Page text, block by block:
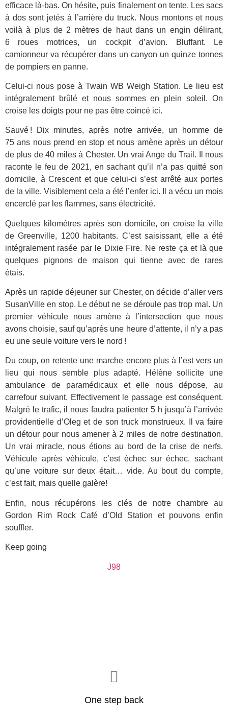
efficace là-bas. On hésite, puis finalement on tente. Les sacs
à dos sont jetés à l’arrière du truck. Nous montons et nous
voilà à plus de 2 mètres de haut dans un engin délirant,
6 roues motrices, un cockpit d’avion. Bluffant. Le
camionneur va récupérer dans un canyon un quinze tonnes
de pompiers en panne.
Celui-ci nous pose à Twain WB Weigh Station. Le lieu est
intégralement brûlé et nous sommes en plein soleil. On
croise les doigts pour ne pas être coincé ici.
Sauvé !
Dix minutes, après notre arrivée, un homme de
75 ans nous prend en stop et nous amène après un détour
de plus de 40 miles à Chester. Un vrai Ange du Trail. Il nous
raconte le feu de 2021, en sachant qu’il n’a pas quitté son
domicile, à Crescent et que celui-ci s’est arrêté aux portes
de la ville. Visiblement cela a été l’enfer ici. Il a vécu un mois
encerclé par les flammes, sans électricité.
Quelques kilomètres après son domicile, on croise la ville
de Greenville, 1200 habitants. C’est saisissant, elle a été
intégralement rasée par le Dixie Fire. Ne reste ça et là que
quelques pignons de maison qui tienne avec de rares
étais.
Après un rapide déjeuner sur Chester, on décide d’aller vers
SusanVille en stop. Le début ne se déroule pas trop mal. Un
premier véhicule nous amène à l’intersection que nous
avons choisie, sauf qu’après une heure d’attente, il n’y a pas
eu une seule voiture vers le nord !
Du coup, on retente une marche encore plus à l’est vers un
lieu qui nous semble plus adapté. Hélène sollicite une
ambulance de paramédicaux et elle nous dépose, au
carrefour suivant. Effectivement le passage est conséquent.
Malgré le trafic, il nous faudra patienter 5 h jusqu’à l’arrivée
providentielle d’Oleg et de son truck monstrueux. Il va faire
un détour pour nous amener à 2 miles de notre destination.
Un vrai miracle, nous étions au bord de la crise de nerfs.
Véhicule après véhicule, c’est échec sur échec, sachant
qu’une voiture sur deux était… vide. Au bout du compte,
c’est fait, mais quelle galère!
Enfin, nous récupérons les clés de notre chambre au
Gordon Rim Rock Café d’Old Station et pouvons enfin
souffler.
Keep going
J98
One step back